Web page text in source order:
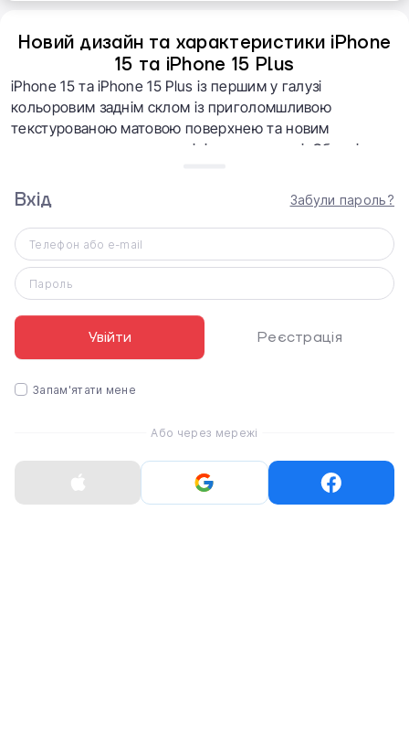
Новий дизайн та характеристики iPhone
15 та iPhone 15 Plus
iPhone 15 та iPhone 15 Plus із першим у галузі
кольоровим заднім склом із приголомшливою
текстурованою матовою поверхнею та новим
контурним краєм на алюмінієвому корпусі. Обидві
систему камер, розроблену, щоб допомогти
користувачам робити фантастичні фотографії
повсякденних моментів свого життя. Потужна основна
камера на 48 МП дозволяє робити фотографії з
надвисокою роздільною здатністю та нову опцію 2x
Telephoto, яка дає користувачам три рівні оптичного
масштабування — ніби третя камера.
Вхід Забули пароль?
Телефон або e-mail
Пароль
Увійти Реєстрація
Запам'ятати мене
Або через мережі